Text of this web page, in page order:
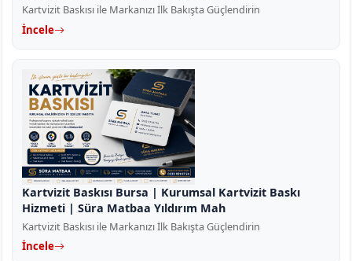
Kartvizit Baskısı ile Markanızı İlk Bakışta Güçlendirin
İncele
Kartvizit Baskısı Bursa | Kurumsal Kartvizit Baskı
Hizmeti | Süra Matbaa Yıldırım Mah
Kartvizit Baskısı ile Markanızı İlk Bakışta Güçlendirin
İncele